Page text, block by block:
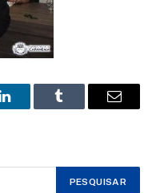
LinkedInTumblr Email